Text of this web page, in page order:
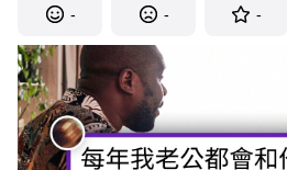
- - -